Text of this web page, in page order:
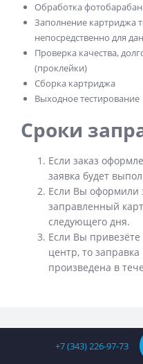
Обработка
Заполнение картриджа
непосредственно для
Проверка качества,
(проклейки)
Сборка картриджа
Выходное тестирование
Сроки
Если заказ
заявка будет
Если Вы оформили
заправленный
следующего дня.
Если Вы
центр, то
произведена в
+7 (343) 226-97-73